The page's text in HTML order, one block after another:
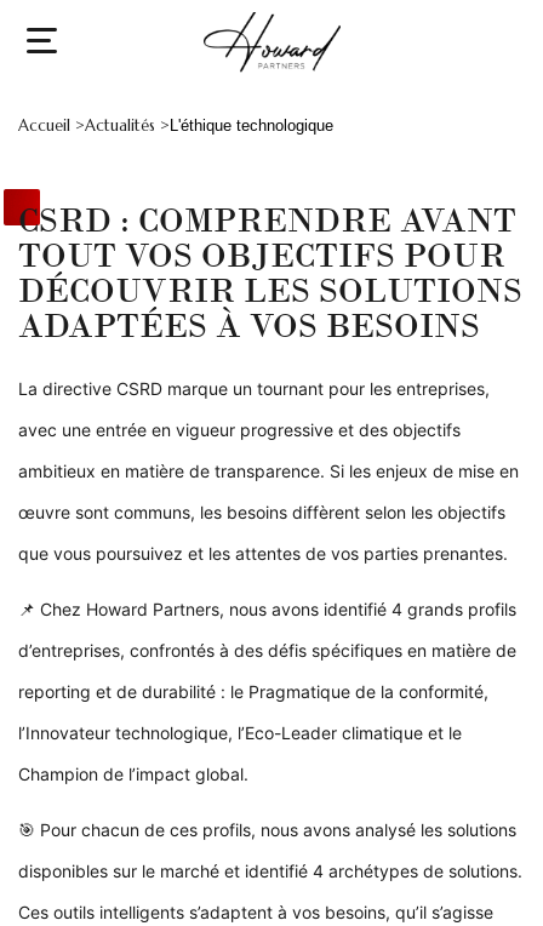
Accueil >Actualités > L'éthique technologique
CSRD : COMPRENDRE AVANT
TOUT VOS OBJECTIFS POUR
DÉCOUVRIR LES SOLUTIONS
ADAPTÉES À VOS BESOINS
La directive CSRD marque un tournant pour les entreprises,
avec une entrée en vigueur progressive et des objectifs
ambitieux en matière de transparence. Si les enjeux de mise en
œuvre sont communs, les besoins diffèrent selon les objectifs
que vous poursuivez et les attentes de vos parties prenantes.
📌 Chez Howard Partners, nous avons identifié 4 grands profils
d’entreprises, confrontés à des défis spécifiques en matière de
reporting et de durabilité : le Pragmatique de la conformité,
l’Innovateur technologique, l’Eco-Leader climatique et le
Champion de l’impact global.
🎯 Pour chacun de ces profils, nous avons analysé les solutions
disponibles sur le marché et identifié 4 archétypes de solutions.
Ces outils intelligents s’adaptent à vos besoins, qu’il s’agisse